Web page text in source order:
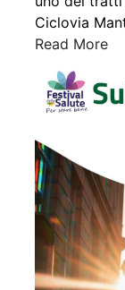
Ciclovia
Read More